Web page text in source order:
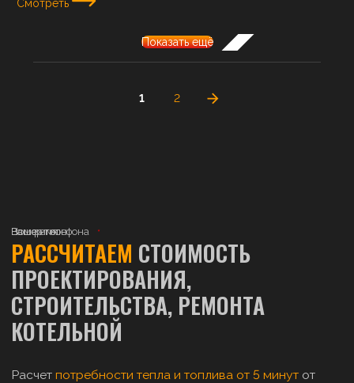
Смотреть
Показать ещё
1 2
РАССЧИТАЕМ СТОИМОСТЬ
ПРОЕКТИРОВАНИЯ,
СТРОИТЕЛЬСТВА, РЕМОНТА
КОТЕЛЬНОЙ
Расчет потребности тепла и топлива от 5 минут от
Ваше имя
Номер телефона
Ваш регион